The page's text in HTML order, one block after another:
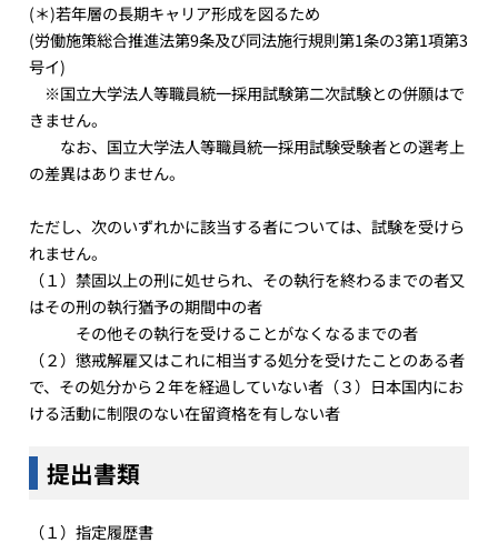
(＊)若年層の長期キャリア形成を図るため
(労働施策総合推進法第9条及び同法施行規則第1条の3第1項第3
号イ)
※国立大学法人等職員統一採用試験第二次試験との併願はで
きません。
なお、国立大学法人等職員統一採用試験受験者との選考上
の差異はありません。
ただし、次のいずれかに該当する者については、試験を受けら
れません。
（１）禁固以上の刑に処せられ、その執行を終わるまでの者又
はその刑の執行猶予の期間中の者
その他その執行を受けることがなくなるまでの者
（２）懲戒解雇又はこれに相当する処分を受けたことのある者
で、その処分から２年を経過していない者（３）日本国内にお
ける活動に制限のない在留資格を有しない者
提出書類
（１）指定履歴書